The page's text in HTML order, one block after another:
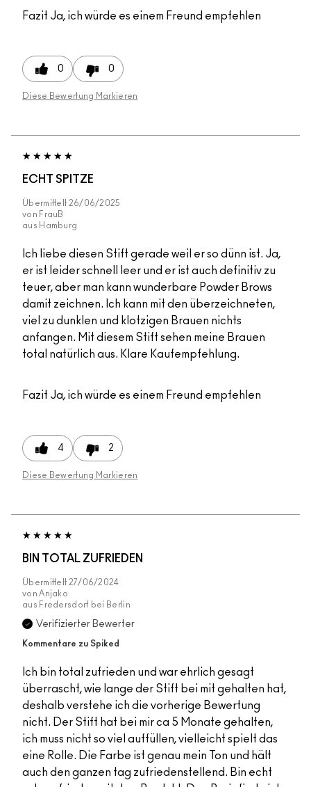
Fazit Ja, ich würde es einem Freund empfehlen
0 0
Diese Bewertung Markieren
ECHT SPITZE
Übermittelt 26/06/2025
von FrauB
aus Hamburg
Ich liebe diesen Stift gerade weil er so dünn ist. Ja,
er ist leider schnell leer und er ist auch definitiv zu
teuer, aber man kann wunderbare Powder Brows
damit zeichnen. Ich kann mit den überzeichneten,
viel zu dunklen und klotzigen Brauen nichts
anfangen. Mit diesem Stift sehen meine Brauen
total natürlich aus. Klare Kaufempfehlung.
Fazit Ja, ich würde es einem Freund empfehlen
4 2
Diese Bewertung Markieren
BIN TOTAL ZUFRIEDEN
Übermittelt 27/06/2024
von Anjako
aus Fredersdorf bei Berlin
Verifizierter Bewerter
Kommentare zu Spiked
Ich bin total zufrieden und war ehrlich gesagt
überrascht, wie lange der Stift bei mit gehalten hat,
deshalb verstehe ich die vorherige Bewertung
nicht. Der Stift hat bei mir ca 5 Monate gehalten,
ich muss nicht so viel auffüllen, vielleicht spielt das
eine Rolle. Die Farbe ist genau mein Ton und hält
auch den ganzen tag zufriedenstellend. Bin echt